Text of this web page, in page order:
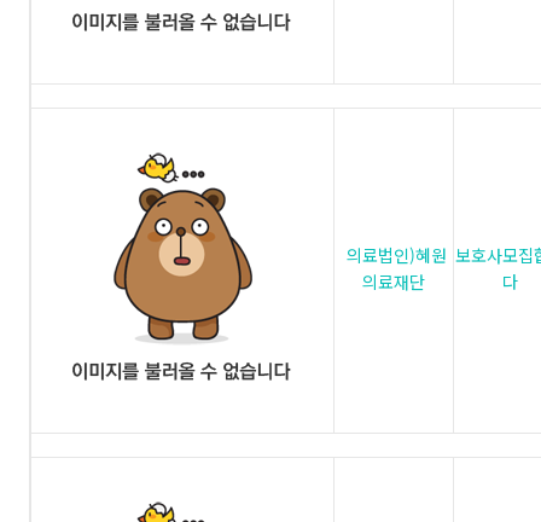
의료법인)혜원
의료재단
보호사모집
다